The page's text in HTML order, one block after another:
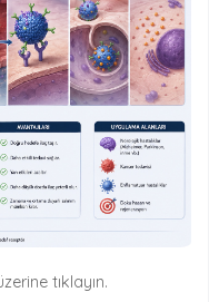
tıklayın.